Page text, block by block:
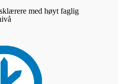
med høyt faglig